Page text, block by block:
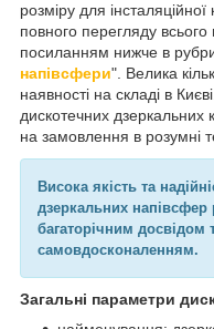
розміру для
повного перегляду всього
посиланням нижче в
напівсфери". Велика
наявності на складі в
дискотечних дзеркальних
на замовлення в розумні
Висока якість та
дзеркальних напівсфер
багаторічним досвідом
самовдосконаленням.
Загальні параметри